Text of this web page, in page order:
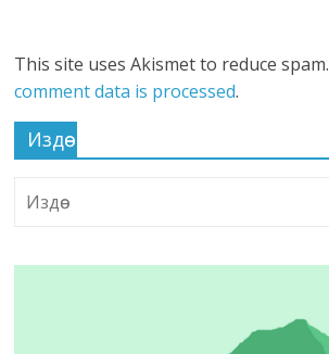
This site uses Akismet to reduce spam.
comment data is processed.
Издөө